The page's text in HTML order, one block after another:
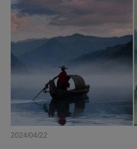
2024/04/22